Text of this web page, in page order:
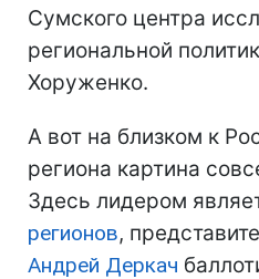
Сумского центра
региональной
Хоруженко.
А вот на близком к
региона картина
Здесь лидером
регионов,
Андрей Деркач